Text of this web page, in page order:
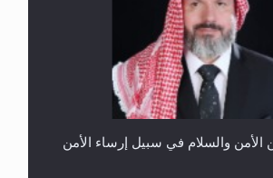
الكريم لثلاثة طلاب من مدرسة الحفظ
والسلام في سبيل إرساء الأمن